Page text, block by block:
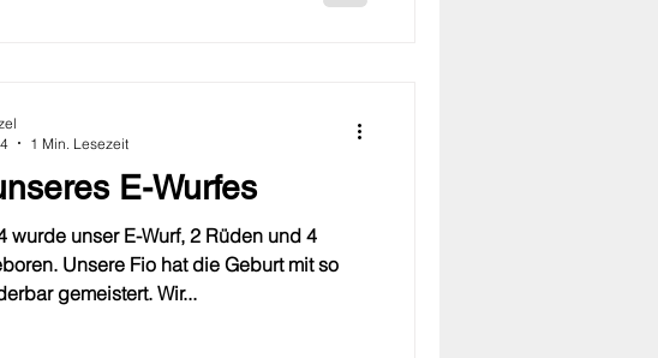
E-Wurfes
wurde unser E-Wurf, 2 Rüden und 4
Unsere Fio hat die Geburt mit so
gemeistert. Wir...
1 Min. Lesezeit